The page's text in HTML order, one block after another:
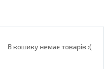
В кошику немає товарів :(